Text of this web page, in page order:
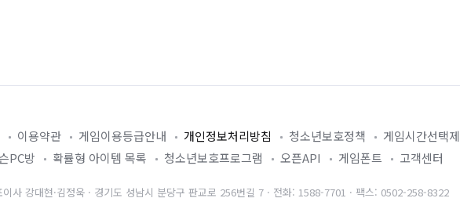
이용약관 게임이용등급안내 개인정보처리방침 청소년보호정책
게임시간선택제
PC방 확률형 아이템 목록 청소년보호프로그램 오픈API 게임폰트 고객센터
사 강대현·김정욱 · 경기도 성남시 분당구 판교로 256번길 7 · 전화: 1588-7701 · 팩스: 0502-258-8322